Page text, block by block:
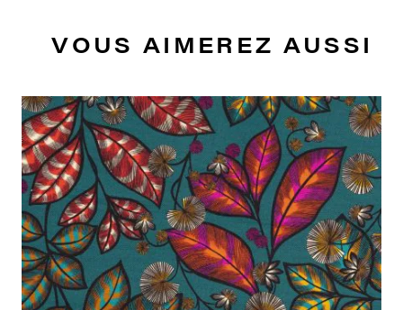
VOUS AIMEREZ AUSSI